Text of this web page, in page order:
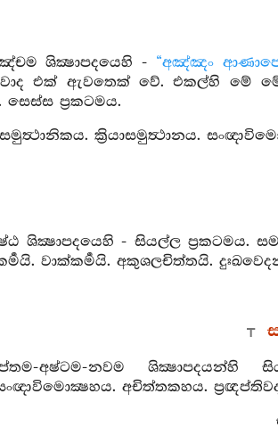
ශික්‍ෂාපදයෙහි - “අඤ්ඤං
එක් ඇවතෙක් වේ. එකල්හි මේ
සෙස්ස ප්‍රකටමය.
ක්‍රියාසමුත්‍ථානය.
ශික්‍ෂාපදයෙහි - සියල්ල ප්‍රකටමය.
වාක්කර්‍මයි. අකුශලචිත්තයි.
අෂ්ටම-නවම ශික්‍ෂාපදයන්හි
අචිත්තකහය.